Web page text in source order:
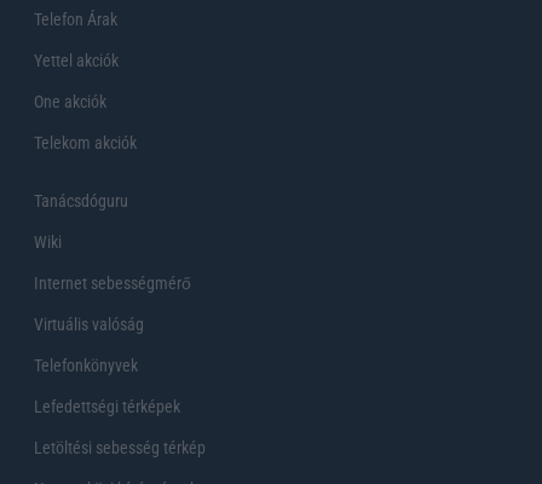
Telefon Árak
Yettel akciók
One akciók
Telekom akciók
Tanácsdóguru
Wiki
Internet sebességmérő
Virtuális valóság
Telefonkönyvek
Lefedettségi térképek
Letöltési sebesség térkép